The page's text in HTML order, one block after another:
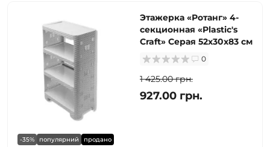
-35% популярний продано
Этажерка «Ротанг» 4-
секционная «Plastic's
Craft» Серая 52х30х83 см
0
1 425.00 грн.
927.00 грн.